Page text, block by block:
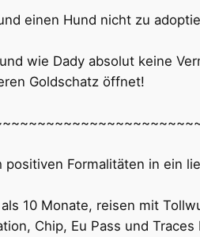
einen Hund nicht zu
wie Dady absolut keine
Goldschatz öffnet!
positiven Formalitäten in ein
10 Monate, reisen mit
Chip, Eu Pass und